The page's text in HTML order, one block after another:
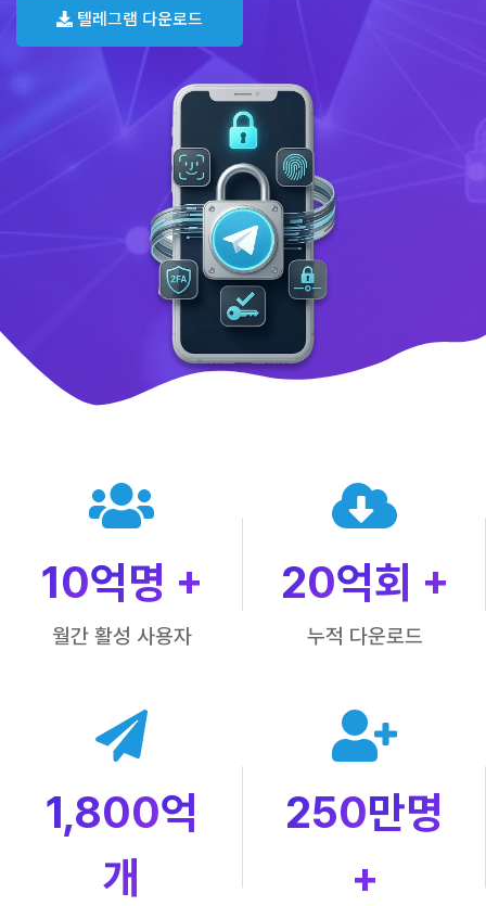
텔레그램 다운로드
텔레그램 글로벌 이용 통계
10억명 +
월간 활성 사용자
20억회 +
누적 다운로드
1,800억
개
250만명
+